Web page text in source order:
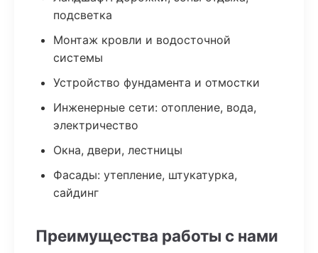
подсветка
Монтаж кровли и водосточной
системы
Устройство фундамента и отмостки
Инженерные сети: отопление, вода,
электричество
Окна, двери, лестницы
Фасады: утепление, штукатурка,
сайдинг
Преимущества работы с нами